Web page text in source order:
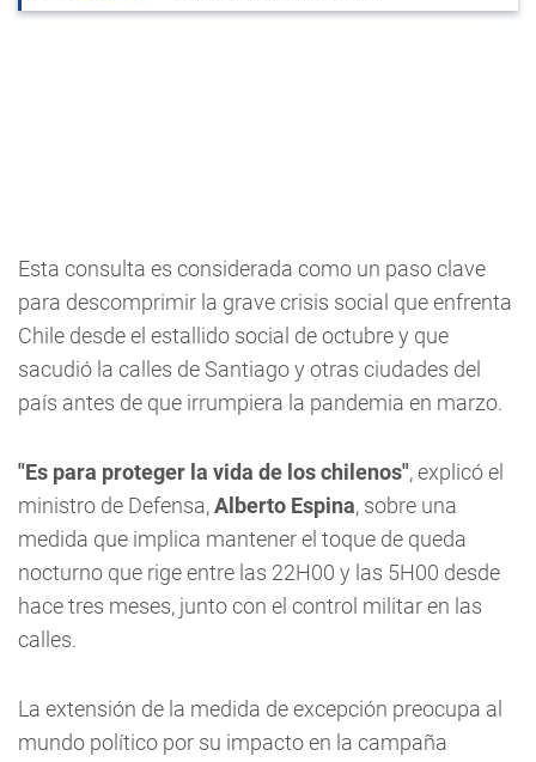
Esta consulta es considerada como un paso clave
para descomprimir la grave crisis social que enfrenta
Chile desde el estallido social de octubre y que
sacudió la calles de Santiago y otras ciudades del
país antes de que irrumpiera la pandemia en marzo.
"Es para proteger la vida de los chilenos", explicó el
ministro de Defensa,Alberto Espina, sobre una
medida que implica mantener el toque de queda
nocturno que rige entre las 22H00 y las 5H00 desde
hace tres meses, junto con el control militar en las
calles.
La extensión de la medida de excepción preocupa al
mundo político por su impacto en la campaña